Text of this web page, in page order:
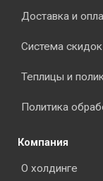
Доставка и
Система скидок
Теплицы и
Политика
Компания
О холдинге